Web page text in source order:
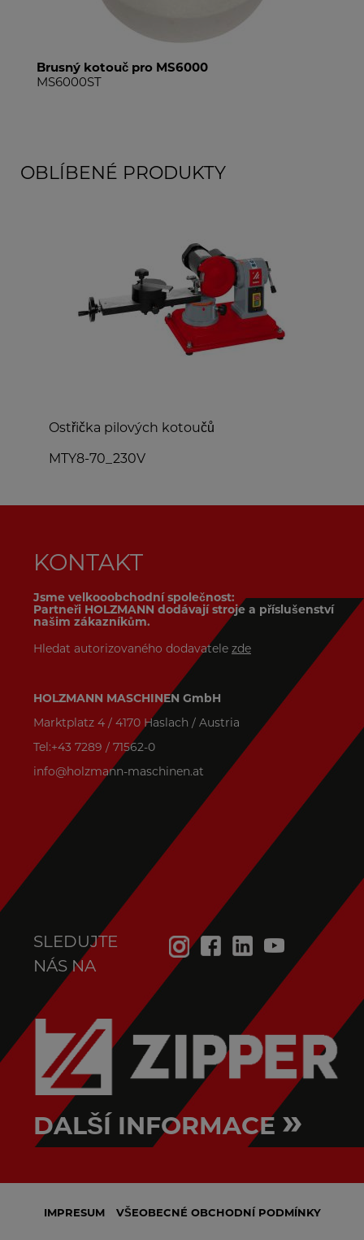
Brusný kotouč pro MS6000
MS6000ST
OBLÍBENÉ PRODUKTY
Ostřička pilových kotoučů
MTY8-70_230V
KONTAKT
Jsme velkooobchodní společnost:
Partneři HOLZMANN dodávají stroje a příslušenství
našim zákazníkům.
Hledat autorizovaného dodavatele zde
HOLZMANN MASCHINEN GmbH
Marktplatz 4 / 4170 Haslach / Austria
Tel:+43 7289 / 71562-0
info@holzmann-maschinen.at
SLEDUJTE
NÁS NA
DALŠÍ INFORMACE »
IMPRESUM VŠEOBECNÉ OBCHODNÍ PODMÍNKY